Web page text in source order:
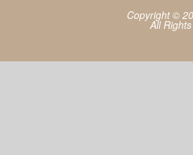
Copyright ©
All